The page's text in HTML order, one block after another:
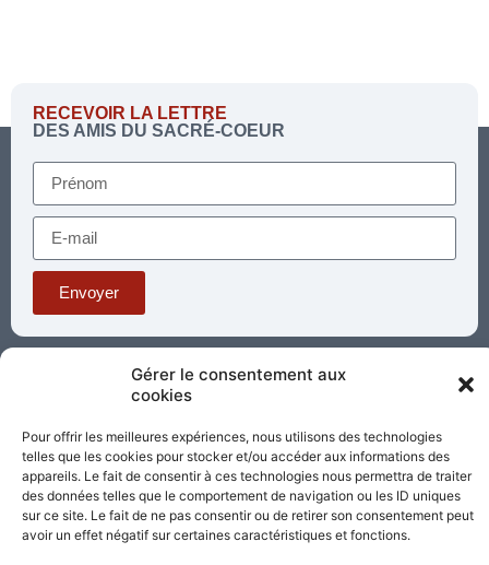
Gérer le consentement aux
cookies
Pour offrir les meilleures expériences, nous utilisons des technologies
telles que les cookies pour stocker et/ou accéder aux informations des
appareils. Le fait de consentir à ces technologies nous permettra de traiter
des données telles que le comportement de navigation ou les ID uniques
sur ce site. Le fait de ne pas consentir ou de retirer son consentement peut
avoir un effet négatif sur certaines caractéristiques et fonctions.
RECEVOIR LA LETTRE
DES AMIS DU SACRÉ-COEUR
Envoyer
Téléphone : 03 85 81 56 00
Paray TV
Agenda Nous contacter
Nos
partenaires
Mentions
légales